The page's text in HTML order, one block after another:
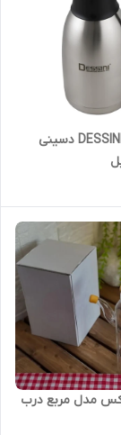
فلاکس چای DESSINI دسینی
مدل مربع درب